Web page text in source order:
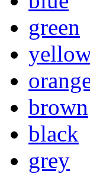
green
brown
black
grey